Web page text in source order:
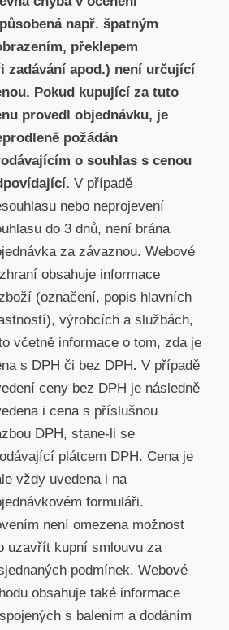
např. špatným
překlepem
zadávání apod.) není určující
Pokud kupující za tuto
provedl objednávku, je
požádán
o souhlas s cenou
V případě
nebo neprojevení
do 3 dnů, není brána
za závaznou. Webové
obsahuje informace
(označení, popis hlavních
výrobcích a službách,
včetně informace o tom, zda je
s DPH či bez DPH. V případě
ceny bez DPH je následně
i cena s příslušnou
DPH, stane-li se
plátcem DPH. Cena je
vždy uvedena i na
formuláři.
není omezena možnost
uzavřít kupní smlouvu za
podmínek. Webové
obsahuje také informace
s balením a dodáním